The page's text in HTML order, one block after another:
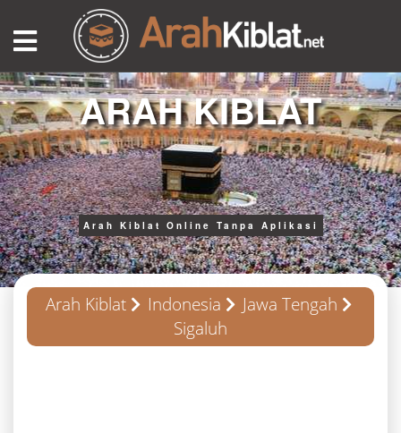
ARAH KIBLAT
Arah Kiblat Online Tanpa Aplikasi
Arah Kiblat Indonesia
Jawa Tengah
Sigaluh